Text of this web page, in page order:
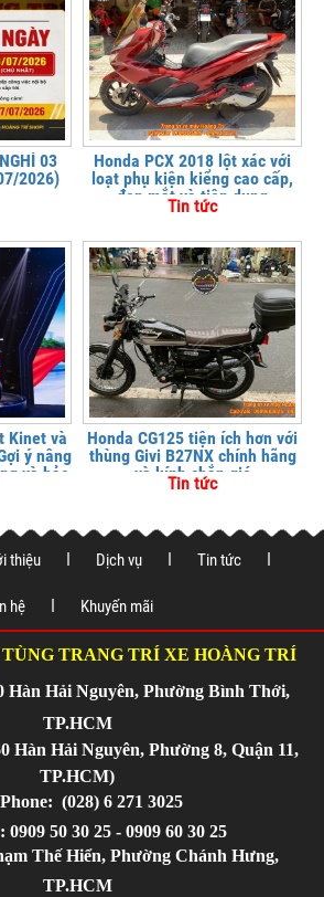
03
2026)
Honda PCX 2018 lột xác với
loạt phụ kiện kiểng cao cấp,
đẹp mắt và tiện dụng
Tin tức
Kinet và
ý nâng
và bảo
Honda CG125 tiện ích hơn với
thùng Givi B27NX chính hãng
và kính chắn gió
Tin tức
thiệu Dịch vụ Tin tức
hệ Khuyến mãi
TRANG TRÍ XE HOÀNG TRÍ
Hàn Hải Nguyên, Phường Bình Thới,
TP.HCM
Hàn Hải Nguyên, Phường 8, Quận 11,
TP.HCM)
(028) 6 271 3025
50 30 25 - 0909 60 30 25
Thế Hiển, Phường Chánh Hưng,
TP.HCM